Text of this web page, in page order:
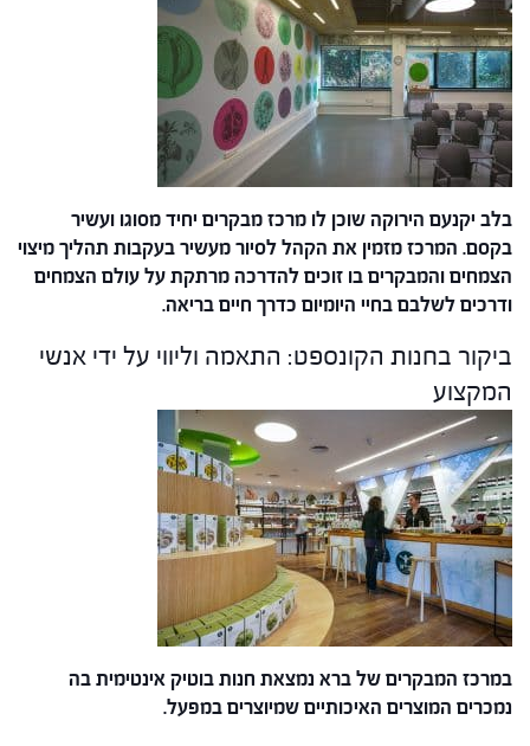
בלב יקנעם הירוקה שוכן לו מרכז מבקרים יחיד מסוגו ועשיר
בקסם. המרכז מזמין את הקהל לסיור מעשיר בעקבות תהליך מיצוי
הצמחים והמבקרים בו זוכים להדרכה מרתקת על עולם הצמחים
ודרכים לשלבם בחיי היומיום כדרך חיים בריאה.
ביקור בחנות הקונספט: התאמה וליווי על ידי אנשי
המקצוע
במרכז המבקרים של ברא נמצאת חנות בוטיק אינטימית בה
נמכרים המוצרים האיכותיים שמיוצרים במפעל.